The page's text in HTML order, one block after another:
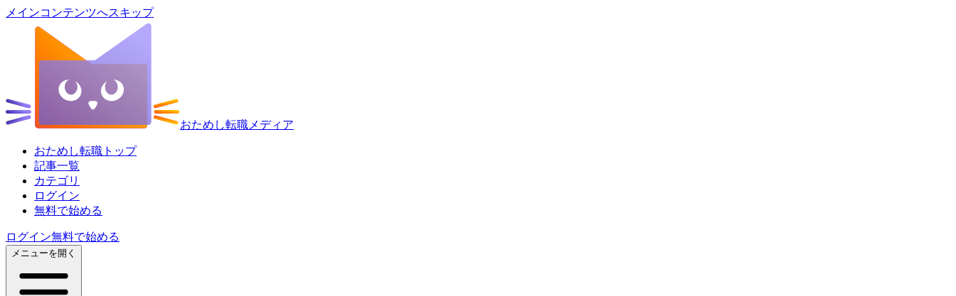
メインコンテンツへスキップ
おためし転職メディア
おためし転職トップ
記事一覧
カテゴリ
ログイン
無料で始める
ログイン無料で始める
メニューを開く